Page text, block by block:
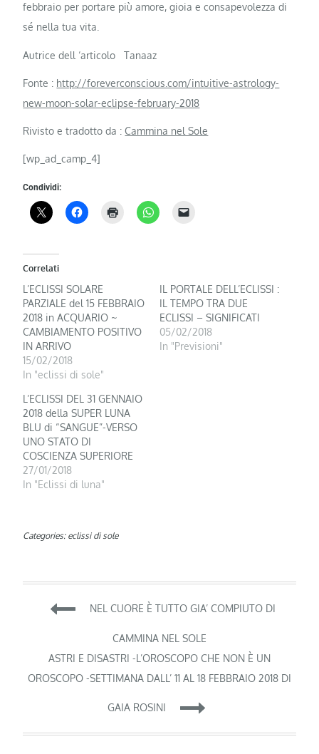
febbraio per portare più amore, gioia e consapevolezza di
sé nella tua vita.
Autrice dell ‘articolo Tanaaz
Fonte : http://foreverconscious.com/intuitive-astrology-
new-moon-solar-eclipse-february-2018
Rivisto e tradotto da :Cammina nel Sole
[wp_ad_camp_4]
Condividi:
Correlati
L’ECLISSI SOLARE
PARZIALE del 15 FEBBRAIO
2018 in ACQUARIO ~
CAMBIAMENTO POSITIVO
IN ARRIVO
15/02/2018
In "eclissi di sole"
IL PORTALE DELL’ECLISSI :
IL TEMPO TRA DUE
ECLISSI – SIGNIFICATI
05/02/2018
In "Previsioni"
L’ECLISSI DEL 31 GENNAIO
2018 della SUPER LUNA
BLU di “SANGUE”-VERSO
UNO STATO DI
COSCIENZA SUPERIORE
27/01/2018
In "Eclissi di luna"
Categories: eclissi di sole
Navigazione
articoli
NEL CUORE È TUTTO GIA’ COMPIUTO DI
CAMMINA NEL SOLE
ASTRI E DISASTRI -L’OROSCOPO CHE NON È UN
OROSCOPO -SETTIMANA DALL’ 11 AL 18 FEBBRAIO 2018 DI
GAIA ROSINI